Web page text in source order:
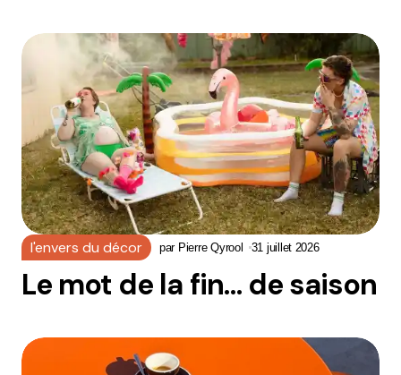
l'envers du décor par Pierre Qyrool 31 juillet 2026
Le mot de la fin… de saison